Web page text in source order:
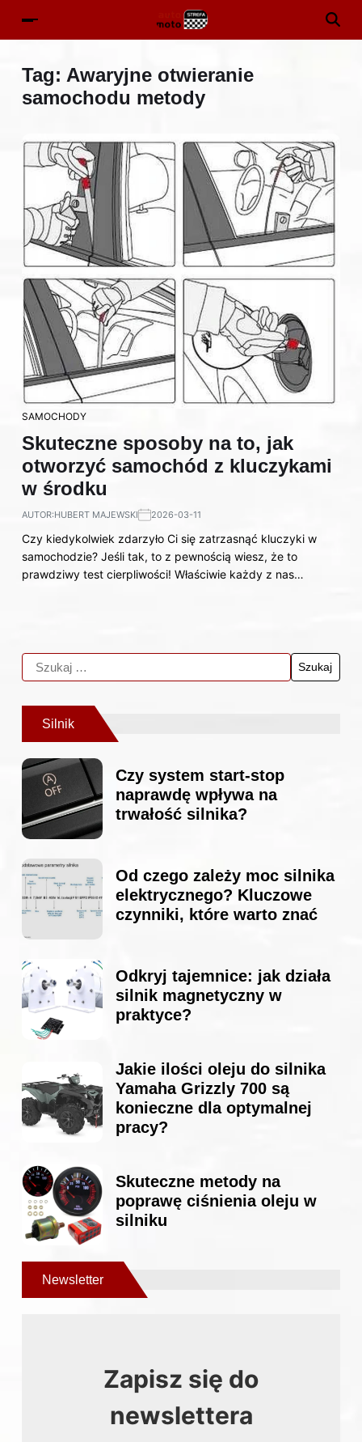
Tag: Awaryjne otwieranie
samochodu metody
SAMOCHODY
Skuteczne sposoby na to, jak
otworzyć samochód z kluczykami
w środku
AUTOR:HUBERT MAJEWSKI 2026-03-11
Czy kiedykolwiek zdarzyło Ci się zatrzasnąć kluczyki w
samochodzie? Jeśli tak, to z pewnością wiesz, że to
prawdziwy test cierpliwości! Właściwie każdy z nas…
Silnik
Czy system start-stop
naprawdę wpływa na
trwałość silnika?
Od czego zależy moc silnika
elektrycznego? Kluczowe
czynniki, które warto znać
Odkryj tajemnice: jak działa
silnik magnetyczny w
praktyce?
Jakie ilości oleju do silnika
Yamaha Grizzly 700 są
konieczne dla optymalnej
pracy?
Skuteczne metody na
poprawę ciśnienia oleju w
silniku
Newsletter
Zapisz się do
newslettera